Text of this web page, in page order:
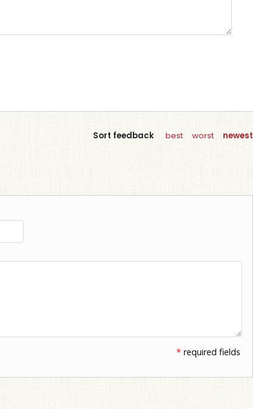
Sort feedback best worst newest
* required fields